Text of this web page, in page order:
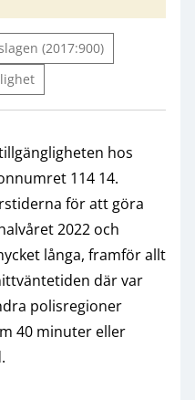
(2017:900)
hos
114 14.
för att göra
2022 och
långa, framför allt
där var
polisregioner
40 minuter eller